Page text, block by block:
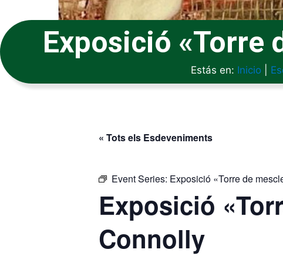
Exposició «Torre
Estás en: Inicio|
« Tots els Esdeveniments
Event Series: Exposició «Torre de
Exposició
Connolly